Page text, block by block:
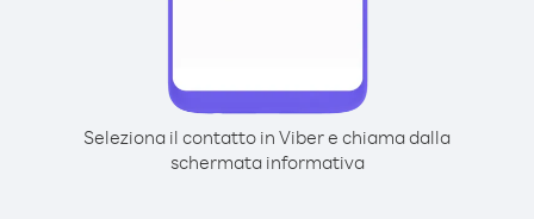
Seleziona il contatto in Viber e chiama dalla
schermata informativa